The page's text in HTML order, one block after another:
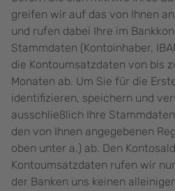
greifen wir auf das von Ihnen
und rufen dabei Ihre im
Stammdaten (Kontoinhaber,
die Kontoumsatzdaten von bis
Monaten ab. Um Sie für die
identifizieren, speichern und
ausschließlich Ihre
den von Ihnen angegebenen
oben unter a.) ab. Den
Kontoumsatzdaten rufen wir
der Banken uns keinen